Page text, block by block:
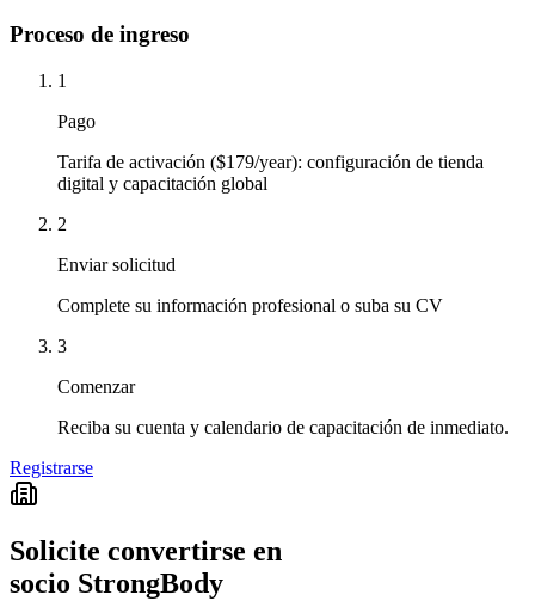
Proceso de ingreso
1
Pago
Tarifa de activación ($179/year): configuración de tienda
digital y capacitación global
2
Enviar solicitud
Complete su información profesional o suba su CV
3
Comenzar
Reciba su cuenta y calendario de capacitación de inmediato.
Registrarse
Solicite convertirse en
socio StrongBody